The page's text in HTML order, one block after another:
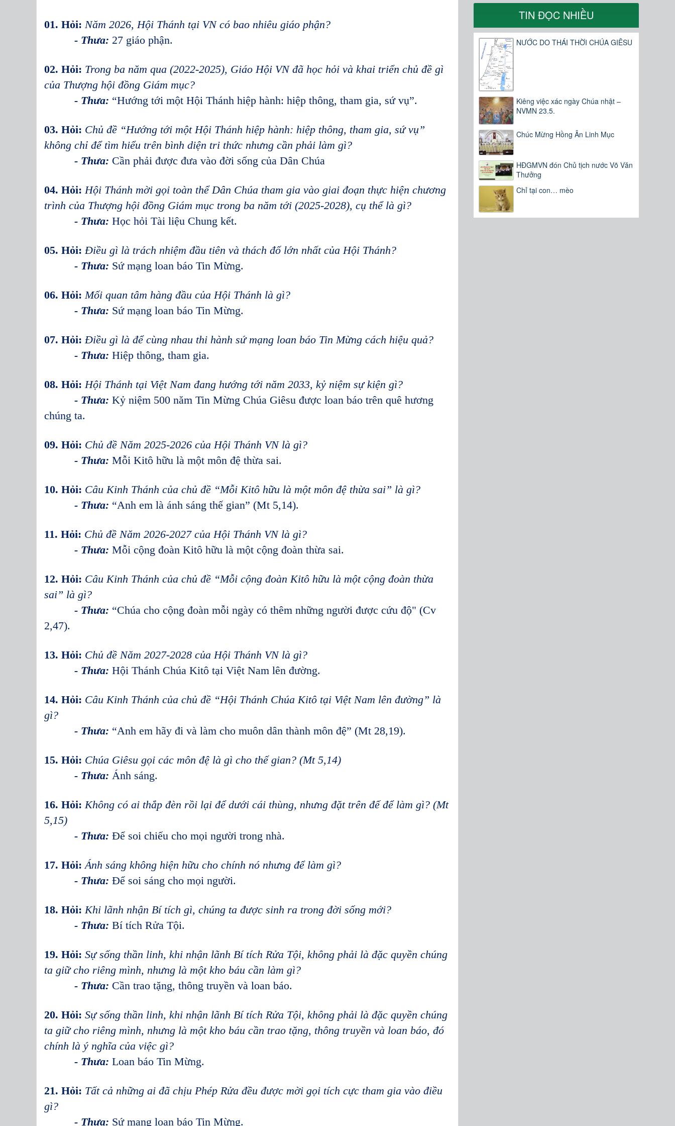
01. Hỏi: Năm 2026, Hội Thánh tại VN có bao nhiêu giáo phận?
- Thưa: 27 giáo phận.
02. Hỏi: Trong ba năm qua (2022-2025), Giáo Hội VN đã học hỏi và khai triển chủ đề gì
của Thượng hội đồng Giám mục?
- Thưa: “Hướng tới một Hội Thánh hiệp hành: hiệp thông, tham gia, sứ vụ”.
03. Hỏi: Chủ đề “Hướng tới một Hội Thánh hiệp hành: hiệp thông, tham gia, sứ vụ”
không chỉ để tìm hiểu trên bình diện tri thức nhưng cần phải làm gì?
- Thưa: Cần phải được đưa vào đời sống của Dân Chúa
04. Hỏi: Hội Thánh mời gọi toàn thể Dân Chúa tham gia vào giai đoạn thực hiện chương
trình của Thượng hội đồng Giám mục trong ba năm tới (2025-2028), cụ thể là gì?
- Thưa: Học hỏi Tài liệu Chung kết.
05. Hỏi: Điều gì là trách nhiệm đầu tiên và thách đố lớn nhất của Hội Thánh?
- Thưa: Sứ mạng loan báo Tin Mừng.
06. Hỏi: Mối quan tâm hàng đầu của Hội Thánh là gì?
- Thưa: Sứ mạng loan báo Tin Mừng.
07. Hỏi: Điều gì là để cùng nhau thi hành sứ mạng loan báo Tin Mừng cách hiệu quả?
- Thưa: Hiệp thông, tham gia.
08. Hỏi: Hội Thánh tại Việt Nam đang hướng tới năm 2033, kỷ niệm sự kiện gì?
- Thưa: Kỷ niệm 500 năm Tin Mừng Chúa Giêsu được loan báo trên quê hương
chúng ta.
09. Hỏi: Chủ đề Năm 2025-2026 của Hội Thánh VN là gì?
- Thưa: Mỗi Kitô hữu là một môn đệ thừa sai.
10. Hỏi: Câu Kinh Thánh của chủ đề “Mỗi Kitô hữu là một môn đệ thừa sai” là gì?
- Thưa: “Anh em là ánh sáng thế gian” (Mt 5,14).
11. Hỏi: Chủ đề Năm 2026-2027 của Hội Thánh VN là gì?
- Thưa: Mỗi cộng đoàn Kitô hữu là một cộng đoàn thừa sai.
12. Hỏi: Câu Kinh Thánh của chủ đề “Mỗi cộng đoàn Kitô hữu là một cộng đoàn thừa
sai” là gì?
- Thưa: “Chúa cho cộng đoàn mỗi ngày có thêm những người được cứu độ" (Cv
2,47).
13. Hỏi: Chủ đề Năm 2027-2028 của Hội Thánh VN là gì?
- Thưa: Hội Thánh Chúa Kitô tại Việt Nam lên đường.
14. Hỏi: Câu Kinh Thánh của chủ đề “Hội Thánh Chúa Kitô tại Việt Nam lên đường” là
gì?
- Thưa: “Anh em hãy đi và làm cho muôn dân thành môn đệ” (Mt 28,19).
15. Hỏi: Chúa Giêsu gọi các môn đệ là gì cho thế gian? (Mt 5,14)
- Thưa: Ánh sáng.
16. Hỏi: Không có ai thắp đèn rồi lại để dưới cái thùng, nhưng đặt trên đế để làm gì? (Mt
5,15)
- Thưa: Để soi chiếu cho mọi người trong nhà.
17. Hỏi: Ánh sáng không hiện hữu cho chính nó nhưng để làm gì?
- Thưa: Để soi sáng cho mọi người.
18. Hỏi: Khi lãnh nhận Bí tích gì, chúng ta được sinh ra trong đời sống mới?
- Thưa: Bí tích Rửa Tội.
19. Hỏi: Sự sống thần linh, khi nhận lãnh Bí tích Rửa Tội, không phải là đặc quyền chúng
ta giữ cho riêng mình, nhưng là một kho báu cần làm gì?
- Thưa: Cần trao tặng, thông truyền và loan báo.
20. Hỏi: Sự sống thần linh, khi nhận lãnh Bí tích Rửa Tội, không phải là đặc quyền chúng
ta giữ cho riêng mình, nhưng là một kho báu cần trao tặng, thông truyền và loan báo, đó
chính là ý nghĩa của việc gì?
- Thưa: Loan báo Tin Mừng.
21. Hỏi: Tất cả những ai đã chịu Phép Rửa đều được mời gọi tích cực tham gia vào điều
gì?
- Thưa: Sứ mạng loan báo Tin Mừng.
TIN ĐỌC NHIỀU
NƯỚC DO THÁI THỜI CHÚA GIÊSU
Kiêng việc xác ngày Chúa nhật –
NVMN 23.5.
Chúc Mừng Hồng Ân Linh Mục
HĐGMVN đón Chủ tịch nước Võ Văn
Thưởng
Chỉ tại con… mèo